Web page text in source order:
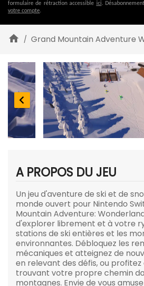
formulaire de rétraction accessible ici.
votre compte.
Grand Mountain Adventure
A PROPOS DU JEU
Un jeu d'aventure de ski et de
monde ouvert pour Nintendo
Mountain Adventure:
d'explorer librement et à votre
stations de ski entières et les
environnantes. Débloquez les
mécaniques et atteignez de
en relevant des défis, ou profitez
trouvant votre propre chemin
montagnes. Envie de vous